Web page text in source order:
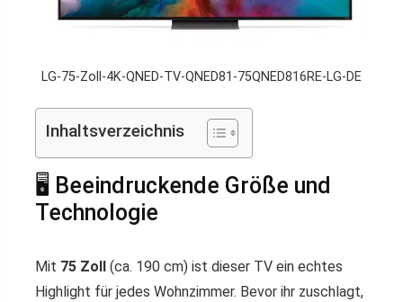
LG-75-Zoll-4K-QNED-TV-QNED81-75QNED816RE-LG-DE
Inhaltsverzeichnis
🖥️ Beeindruckende Größe und
Technologie
Mit 75 Zoll
(ca. 190 cm) ist dieser TV ein echtes
Highlight für jedes Wohnzimmer. Bevor ihr zuschlagt,